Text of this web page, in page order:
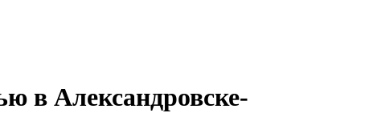
в Александровске-